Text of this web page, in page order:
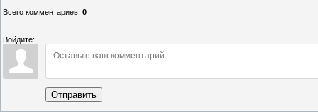
Всего комментариев: 0
Войдите:
Отправить